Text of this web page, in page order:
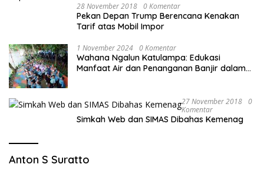
28 November 2018 0 Komentar
Pekan Depan Trump Berencana Kenakan
Tarif atas Mobil Impor
1 November 2024 0 Komentar
Wahana Ngalun Katulampa: Edukasi
Manfaat Air dan Penanganan Banjir dalam
27 November 2018 0
Komentar
Simkah Web dan SIMAS Dibahas Kemenag
Anton S Suratto